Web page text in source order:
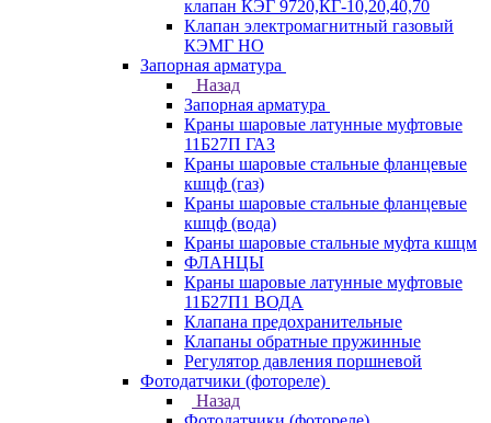
клапан КЭГ 9720,КГ-10,20,40,70
Клапан электромагнитный газовый
КЭМГ НО
Запорная арматура
Назад
Запорная арматура
Краны шаровые латунные муфтовые
11Б27П ГАЗ
Краны шаровые стальные фланцевые
кшцф (газ)
Краны шаровые стальные фланцевые
кшцф (вода)
Краны шаровые стальные муфта кшцм
ФЛАНЦЫ
Краны шаровые латунные муфтовые
11Б27П1 ВОДА
Клапана предохранительные
Клапаны обратные пружинные
Регулятор давления поршневой
Фотодатчики (фотореле)
Назад